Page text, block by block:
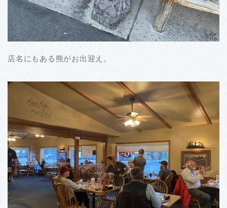
店名にもある熊がお出迎え。